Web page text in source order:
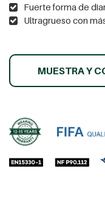
Fuerte forma de
Ultragrueso con
MUESTRA Y